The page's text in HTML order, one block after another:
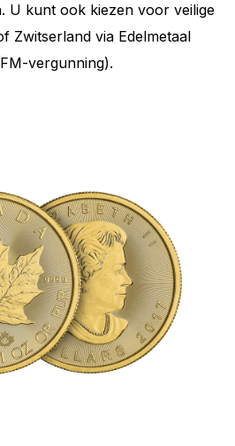
U kunt ook kiezen voor veilige
Zwitserland via Edelmetaal
vergunning).